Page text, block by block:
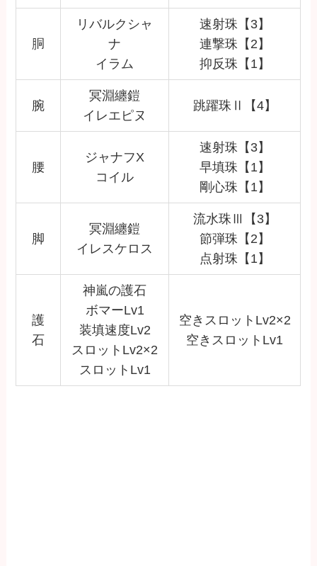
胴
リバルクシャ
ナ
イラム
速射珠【3】
連撃珠【2】
抑反珠【1】
腕
冥淵纏鎧
イレエピヌ
跳躍珠Ⅱ【4】
腰
ジャナフX
コイル
速射珠【3】
早填珠【1】
剛心珠【1】
脚
冥淵纏鎧
イレスケロス
流水珠Ⅲ【3】
節弾珠【2】
点射珠【1】
護
石
神嵐の護石
ボマーLv1
装填速度Lv2
スロットLv2×2
スロットLv1
空きスロットLv2×2
空きスロットLv1